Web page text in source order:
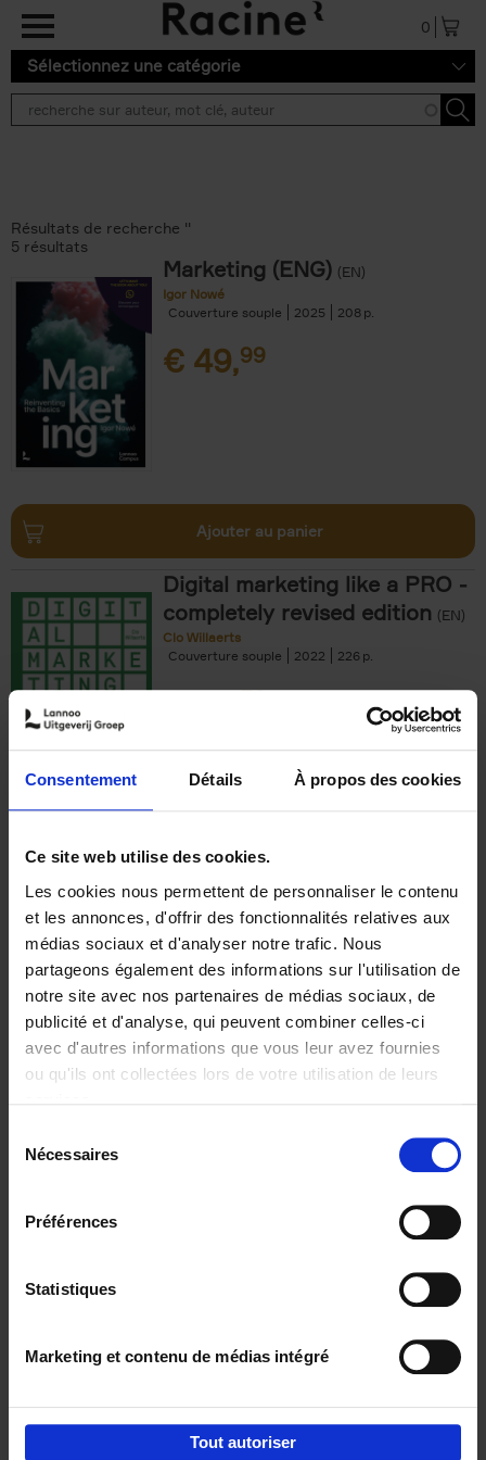
Consentement Détails À propos des cookies
Ce site web utilise des cookies.
Les cookies nous permettent de personnaliser le contenu
et les annonces, d'offrir des fonctionnalités relatives aux
médias sociaux et d'analyser notre trafic. Nous
partageons également des informations sur l'utilisation de
notre site avec nos partenaires de médias sociaux, de
publicité et d'analyse, qui peuvent combiner celles-ci
avec d'autres informations que vous leur avez fournies
ou qu'ils ont collectées lors de votre utilisation de leurs
Nécessaires
Préférences
Statistiques
Marketing et contenu de médias intégré
Tout autoriser
Aller au contenu principal
0
Sélectionnez une catégorie
Résultats de recherche ''
5 résultats
Marketing (ENG) (EN)
Igor Nowé
Couverture souple
2025 208
€ 49,99
Ajouter au panier
Digital marketing like a PRO -
completely revised edition (EN)
Clo Willaerts
Couverture souple
2022 226
€35,50
The Offer You Can't
Refuse
Steven Van Belleghem
Couverture souple
2020 256
€37,50
Building Bonds = Building